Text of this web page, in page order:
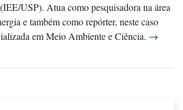
USP). Atua como pesquisadora na área
e também como repórter, neste caso
em Meio Ambiente e Ciência. →